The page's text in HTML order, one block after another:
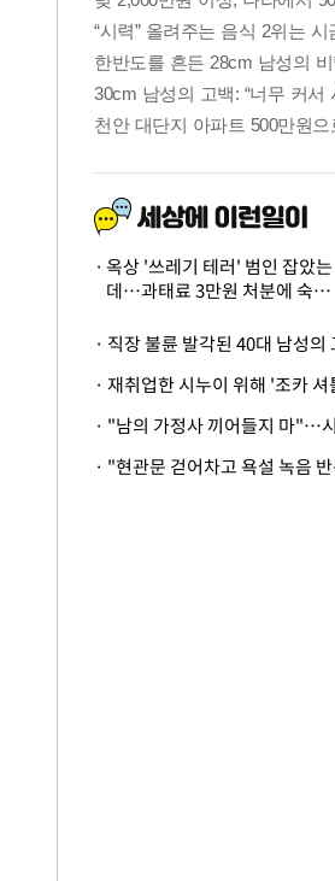
옥상 '쓰레기 테러' 범인 잡았는
데…과태료 3만원 처분에 숙박업